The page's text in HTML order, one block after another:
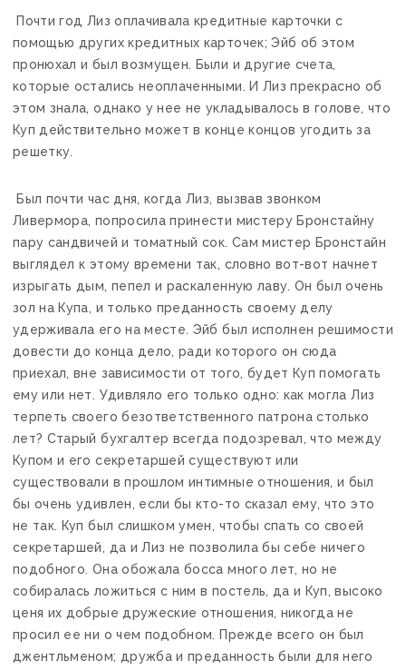
Почти год Лиз оплачивала кредитные карточки с
помощью других кредитных карточек; Эйб об этом
пронюхал и был возмущен. Были и другие счета,
которые остались неоплаченными. И Лиз прекрасно об
этом знала, однако у нее не укладывалось в голове, что
Куп действительно может в конце концов угодить за
решетку.
Был почти час дня, когда Лиз, вызвав звонком
Ливермора, попросила принести мистеру Бронстайну
пару сандвичей и томатный сок. Сам мистер Бронстайн
выглядел к этому времени так, словно вот-вот начнет
изрыгать дым, пепел и раскаленную лаву. Он был очень
зол на Купа, и только преданность своему делу
удерживала его на месте. Эйб был исполнен решимости
довести до конца дело, ради которого он сюда
приехал, вне зависимости от того, будет Куп помогать
ему или нет. Удивляло его только одно: как могла Лиз
терпеть своего безответственного патрона столько
лет? Старый бухгалтер всегда подозревал, что между
Купом и его секретаршей существуют или
существовали в прошлом интимные отношения, и был
бы очень удивлен, если бы кто-то сказал ему, что это
не так. Куп был слишком умен, чтобы спать со своей
секретаршей, да и Лиз не позволила бы себе ничего
подобного. Она обожала босса много лет, но не
собиралась ложиться с ним в постель, да и Куп, высоко
ценя их добрые дружеские отношения, никогда не
просил ее ни о чем подобном. Прежде всего он был
джентльменом; дружба и преданность были для него